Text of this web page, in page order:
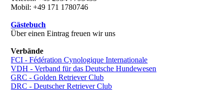
Mobil: +49 171 1780746
Gästebuch
Über einen Eintrag freuen wir uns
Verbände
FCI - Fédération Cynologique Internationale
VDH - Verband für das Deutsche Hundewesen
GRC - Golden Retriever Club
DRC - Deutscher Retriever Club